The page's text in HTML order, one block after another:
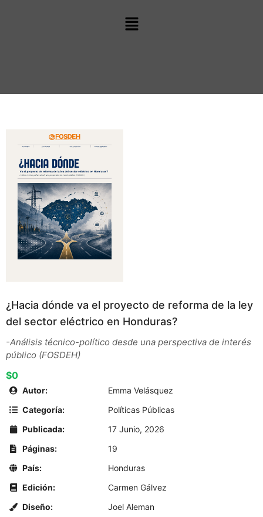
¿Hacia dónde va el proyecto de reforma de la ley
del sector eléctrico en Honduras?
-Análisis técnico-político desde una perspectiva de interés
público (FOSDEH)
$0
Autor:
Emma Velásquez
Categoría:
Políticas Públicas
Publicada:
17 Junio, 2026
Páginas:
19
País:
Honduras
Edición:
Carmen Gálvez
Diseño:
Joel Aleman